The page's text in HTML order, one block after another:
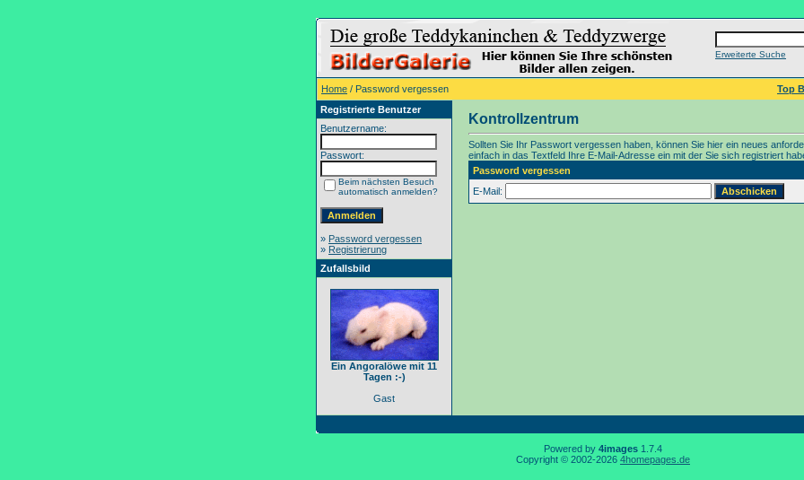
Erweiterte Suche
Home / Password vergessen Top
Registrierte Benutzer
Benutzername:
Passwort:
Beim nächsten Besuch
automatisch anmelden?
» Password vergessen
» Registrierung
Zufallsbild
Ein Angoralöwe mit 11
Tagen :-)
Gast
Kontrollzentrum
Sollten Sie Ihr Passwort vergessen haben, können Sie hier ein neues
einfach in das Textfeld Ihre E-Mail-Adresse ein mit der Sie sich registriert
Password vergessen
E-Mail:
Powered by 4images 1.7.4
Copyright © 2002-2026 4homepages.de